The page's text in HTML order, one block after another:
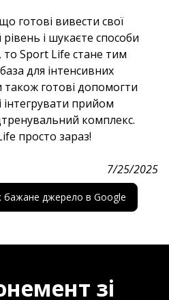
готові вивести свої
і шукаєте способи
то Sport Life стане тим
для інтенсивних
готові допомогти
інтегрувати прийом
комплекс.
просто зараз!
7/25/2025
бажане джерело в Google
зі